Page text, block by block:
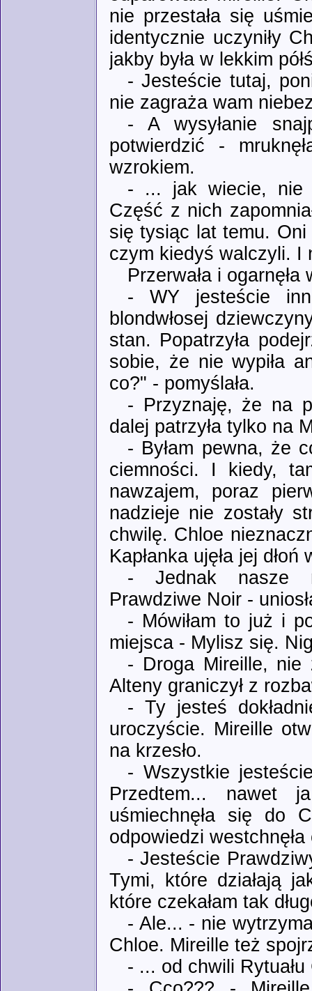
nie przestała się
identycznie uczyniły
jakby była w lekkim
- Jesteście tutaj,
nie zagraża wam
- A wysyłanie
potwierdzić -
wzrokiem.
- ... jak wiecie, nie
Część z nich
się tysiąc lat temu.
czym kiedyś walczyli. I
Przerwała i
- WY jesteście
blondwłosej
stan. Popatrzyła
sobie, że nie wypiła
co?" - pomyślała.
- Przyznaję, że na
dalej patrzyła tylko na
- Byłam pewna, że
ciemności. I kiedy,
nawzajem, poraz
nadzieje nie zostały
chwilę. Chloe
Kapłanka ujęła jej
- Jednak nasze
Prawdziwe Noir -
- Mówiłam to już i
miejsca - Mylisz się.
- Droga Mireille, nie
Alteny graniczył z
- Ty jesteś
uroczyście. Mireille
na krzesło.
- Wszystkie
Przedtem... nawet
uśmiechnęła się do
odpowiedzi
- Jesteście
Tymi, które działają
które czekałam tak
- Ale... - nie
Chloe. Mireille też
- ... od chwili